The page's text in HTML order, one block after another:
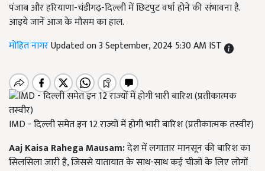
पंजाब और हरियाणा-चंडीगढ़-दिल्ली में छिटपुट वर्षा होने की संभावना है.
आइये जानें आज के मौसम का हाल.
मोहित नागरUpdated on 3 September, 2024 5:30 AM IST
IMD - दिल्ली समेत इन 12 राज्यों में होगी भारी बारिश (प्रतीकात्मक तस्वीर)
Aaj Kaisa Rahega Mausam:देश में लगातार मानसून की बारिश का
सिलसिला जारी है, जिससे यातायात के साथ-साथ कई चीजों के लिए लोगों